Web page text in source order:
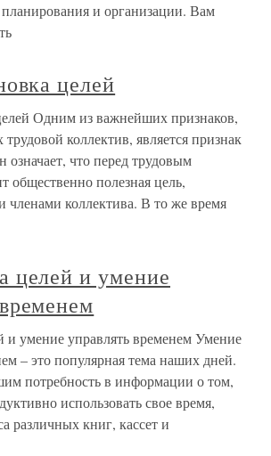
планирования и организации. Вам
целей
Одним из важнейших признаков,
коллектив, является признак
означает, что перед трудовым
общественно полезная цель,
членами коллектива. В то же время
целей и умение
и умение управлять временем Умение
– это популярная тема наших дней.
потребность в информации о том,
использовать свое время,
различных книг, кассет и